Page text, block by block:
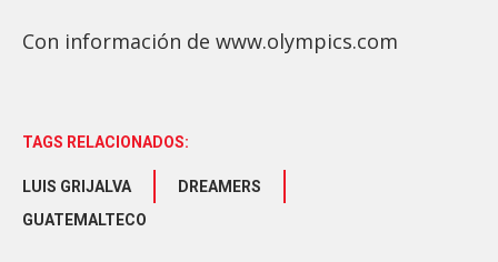
Con información de www.olympics.com
TAGS RELACIONADOS:
LUIS GRIJALVA
DREAMERS
GUATEMALTECO